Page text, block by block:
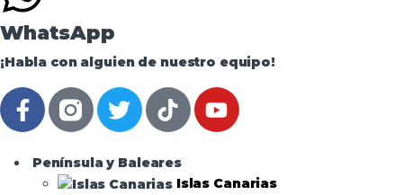
WhatsApp
¡Habla con alguien de nuestro equipo!
Península y Baleares
Islas Canarias